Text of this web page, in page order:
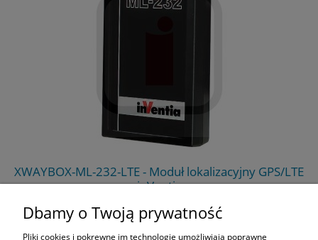
XWAYBOX-ML-232-LTE - Moduł lokalizacyjny GPS/LTE
inVentia
Dbamy o Twoją prywatność
Pliki cookies i pokrewne im technologie umożliwiają poprawne